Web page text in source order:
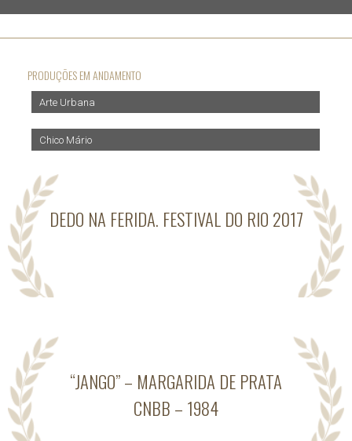
PRODUÇÕES EM ANDAMENTO
Arte Urbana
Chico Mário
DEDO NA FERIDA. FESTIVAL DO RIO 2017
“JANGO” – MARGARIDA DE PRATA
CNBB – 1984